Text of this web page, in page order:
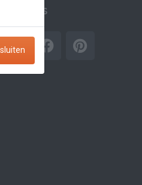
Volg ons